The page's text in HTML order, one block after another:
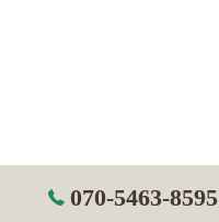
070-5463-8595